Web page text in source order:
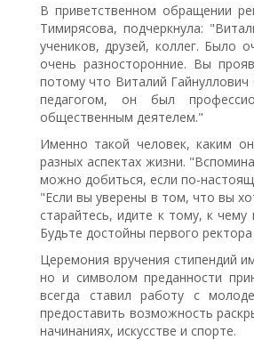
В приветственном обращении
Тимирясова, подчеркнула:
учеников, друзей, коллег.
очень разносторонние. Вы
потому что Виталий
педагогом, он был
общественным деятелем."
Именно такой человек, каким
разных аспектах жизни.
можно добиться, если по-
"Если вы уверены в том, что вы
старайтесь, идите к тому, к
Будьте достойны первого
Церемония вручения стипендий
но и символом преданности
всегда ставил работу с
предоставить возможность
начинаниях, искусстве и спорте.